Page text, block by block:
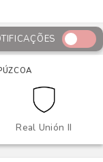
Real Unión II